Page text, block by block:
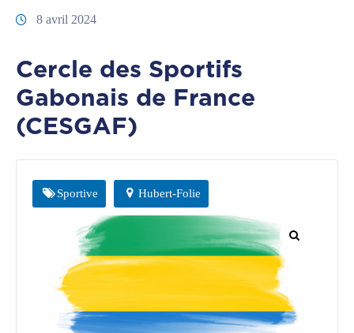
Gabon
Adhérer
Au
CGF
Don
Actualités
Assurance
8 avril 2024
Cercle des Sportifs
Gabonais de France
(CESGAF)
Sportive Hubert-Folie